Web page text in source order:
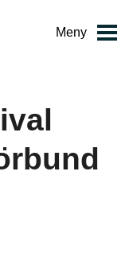
Meny